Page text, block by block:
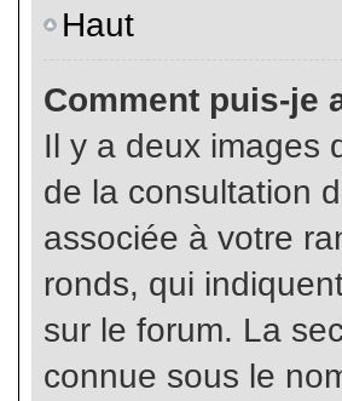
Haut
Comment puis-je
Il y a deux images
de la consultation
associée à votre
ronds, qui
sur le forum. La
connue sous le